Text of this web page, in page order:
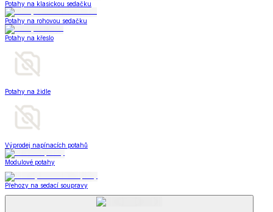
Potahy na klasickou sedačku
Potahy na rohovou sedačku
Potahy na křeslo
Potahy na židle
Výprodej napínacích potahů
Modulové potahy
Přehozy na sedací soupravy